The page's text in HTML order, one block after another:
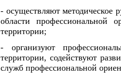
- осуществляют методическое
области профессиональной
территории;
- организуют
территории, содействуют
служб профессиональной